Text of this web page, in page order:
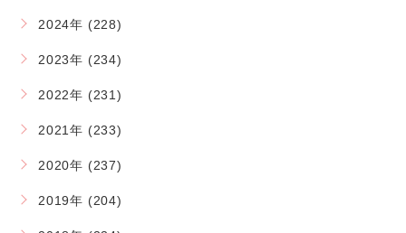
2024年 (228)
2023年 (234)
2022年 (231)
2021年 (233)
2020年 (237)
2019年 (204)